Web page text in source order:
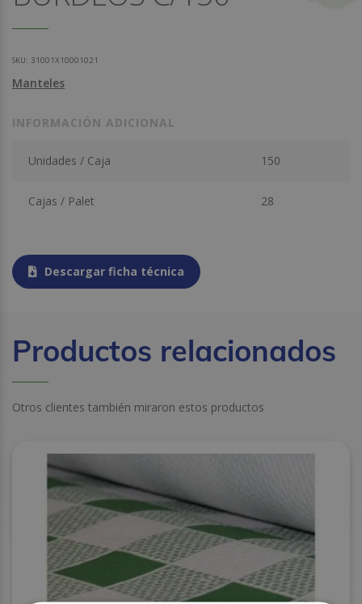
SKU: 31001X10001021
Manteles
INFORMACIÓN ADICIONAL
Unidades / Caja 150
Cajas / Palet 28
Descargar ficha técnica
Productos relacionados
Otros clientes también miraron estos productos